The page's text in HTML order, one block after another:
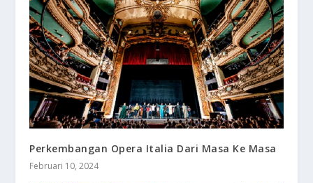
Perkembangan Opera Italia Dari Masa Ke Masa
Februari 10, 2024